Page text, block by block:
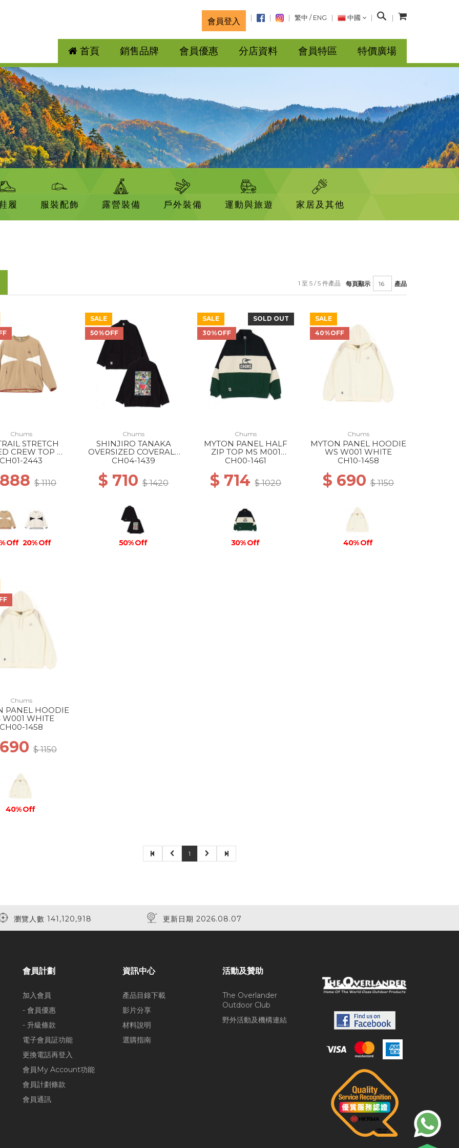
會員登入 繁中 / ENG 中國
搜
首頁 銷售品牌 會員優惠 分店資料 會員特區 特價廣場
履 服裝配飾 露營裝備 戶外裝備 運動與旅遊 家居及其他
每頁顯示 產品
1 至 5 / 5 件產品
Chums
STRETCH
CREW TOP MS
B001 BEIGE
CH01-2443
$ 1110
Off 20% Off
SALE
50%OFF
Chums
SHINJIRO TANAKA
OVERSIZED COVERALL
MS K001 BLACK
CH04-1439
$ 710$ 1420
50% Off
SALE
30%OFF
SOLD OUT
Chums
MYTON PANEL HALF
ZIP TOP MS M001
GREEN
CH00-1461
$ 714$ 1020
30% Off
SALE
40%OFF
Chums
MYTON PANEL HOODIE
WS W001 WHITE
CH10-1458
$ 690 $ 1150
40% Off
Chums
PANEL HOODIE
W001 WHITE
CH00-1458
$ 1150
40% Off
1
瀏覽人數 141,120,918 更新日期 2026.08.07
會員計劃
加入會員
- 會員優惠
- 升級條款
電子會員証功能
更換電話再登入
會員My Account功能
會員計劃條款
會員通訊
資訊中心
產品目錄下載
影片分享
材料說明
選購指南
活動及贊助
The Overlander
Outdoor Club
野外活動及機構連結